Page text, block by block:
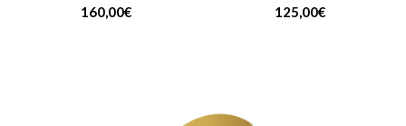
160,00€ 125,00€